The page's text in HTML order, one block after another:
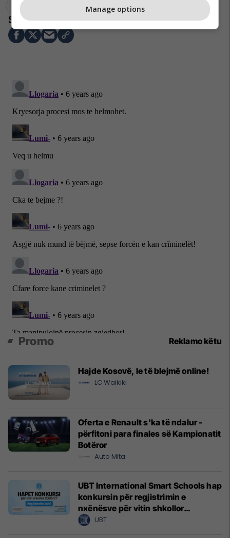
Serbia
Promo Reklamo këtu
Hajde Kosovë, le të blejmë online!
LC Waikiki
Oferta e Renault s'ka të ndalur -
përfitoni para finales së Kampionatit
Botëror
Auto Mita
UBT International Smart Schools hap
konkursin për regjistrimin e
nxënësve për vitin shkollor
2026/2027
UBT
Manage options